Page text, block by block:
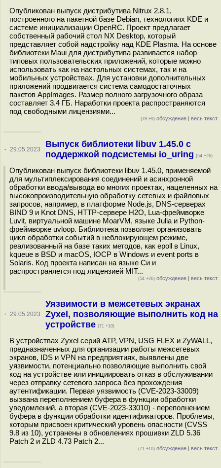
Опубликован выпуск дистрибутива Nitrux 2.8.1,
построенного на пакетной базе Debian, технологиях KDE и
системе инициализации OpenRC. Проект предлагает
собственный рабочий стол NX Desktop, который
представляет собой надстройку над KDE Plasma. На основе
библиотеки Maui для дистрибутива развивается набор
типовых пользовательских приложений, которые можно
использовать как на настольных системах, так и на
мобильных устройствах. Для установки дополнительных
приложений продвигается система самодостаточных
пакетов AppImages. Размер полного загрузочного образа
составляет 3.4 ГБ. Наработки проекта распространяются
под свободными лицензиями...
(78 +9) обсуждение | весь текст
· 29.05.2023
Выпуск библиотеки libuv 1.45.0 с
поддержкой подсистемы io_uring (54 +26)
Опубликован выпуск библиотеки libuv 1.45.0, применяемой
для мультиплексирования соединений и асинхронной
обработки ввода/вывода во многих проектах, нацеленных на
высокопроизводительную обработку сетевых и файловых
запросов, например, в платформе Node.js, DNS-серверах
BIND 9 и Knot DNS, HTTP-сервере H2O, Lua-фреймворке
Luvit, виртуальной машине MoarVM, языке Julia и Python-
фреймворке uvloop. Библиотека позволяет организовать
цикл обработки событий в неблокирующем режиме,
реализованный на базе таких методов, как epoll в Linux,
kqueue в BSD и macOS, IOCP в Windows и event ports в
Solaris. Код проекта написан на языке Си и
распространяется под лицензией MIT...
(54 +26) обсуждение | весь текст
· 29.05.2023
Уязвимости в межсетевых экранах
Zyxel, позволяющие выполнить код на
устройстве (71 +10)
В устройствах Zyxel серий ATP, VPN, USG FLEX и ZyWALL,
предназначенных для организации работы межсетевых
экранов, IDS и VPN на предприятиях, выявлены две
уязвимости, потенциально позволяющие выполнить свой
код на устройстве или инициировать отказ в обслуживании
через отправку сетевого запроса без прохождения
аутентификации. Первая уязвимость (CVE-2023-33009)
вызвана переполнением буфера в функции обработки
уведомлений, а вторая (CVE-2023-33010) - переполнением
буфера в функции обработки идентификаторов. Проблемы,
которым присвоен критический уровень опасности (CVSS
9.8 из 10), устранены в обновлениях прошивки ZLD 5.36
Patch 2 и ZLD 4.73 Patch 2...
(71 +10) обсуждение | весь текст